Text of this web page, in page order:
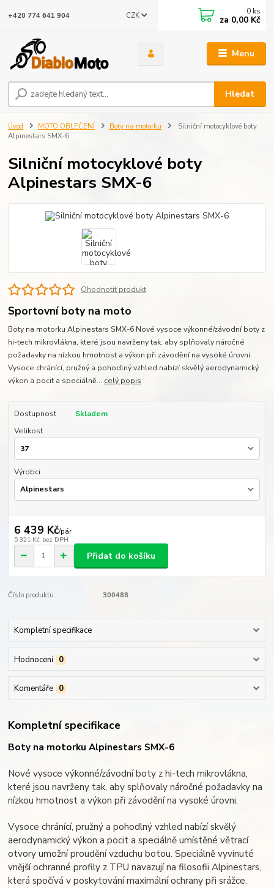
Menu
CZK
Hledat
+420 774 641 904 0 ks
za 0,00 Kč
Úvod MOTO OBLEČENÍ Boty na motorku
Silniční motocyklové boty
Alpinestars SMX-6
Silniční motocyklové boty
Alpinestars SMX-6
Ohodnotit produkt
Sportovní boty na moto
Boty na motorku Alpinestars SMX-6 Nové vysoce výkonné/závodní boty z
hi-tech mikrovlákna, které jsou navrženy tak, aby splňovaly náročné
požadavky na nízkou hmotnost a výkon při závodění na vysoké úrovni.
Vysoce chránící, pružný a pohodlný vzhled nabízí skvělý aerodynamický
výkon a pocit a speciálně... celý popis
Dostupnost
Skladem
Velikost
Výrobci
6 439 Kč/pár
5 321 Kč bez DPH
Přidat do košíku
Číslo produktu: 300488
Kompletní specifikace
Hodnocení 0
Komentáře 0
Kompletní specifikace
Boty na motorku Alpinestars SMX-6
Nové vysoce výkonné/závodní boty z hi-tech mikrovlákna,
které jsou navrženy tak, aby splňovaly náročné požadavky na
nízkou hmotnost a výkon při závodění na vysoké úrovni.
Vysoce chránící, pružný a pohodlný vzhled nabízí skvělý
aerodynamický výkon a pocit a speciálně umístěné větrací
otvory umožní proudění vzduchu botou. Speciálně vyvinuté
vnější ochranné profily z TPU navazují na filosofii Alpinestars,
která spočívá v poskytování maximální ochrany při srážce.